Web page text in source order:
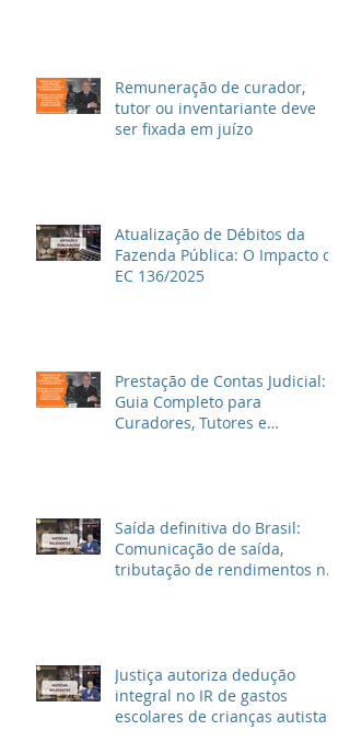
Remuneração de curador,
tutor ou inventariante deve
ser fixada em juízo
Atualização de Débitos da
Fazenda Pública: O Impacto da
EC 136/2025
Prestação de Contas Judicial:
Guia Completo para
Curadores, Tutores e
Saída definitiva do Brasil:
Comunicação de saída,
tributação de rendimentos no
Justiça autoriza dedução
integral no IR de gastos
escolares de crianças autistas